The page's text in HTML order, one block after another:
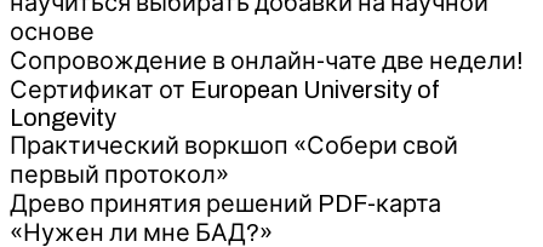
основе
Сопровождение в онлайн-чате две недели!
Сертификат от European University of
Longevity
Практический воркшоп «Собери свой
первый протокол»
Древо принятия решений PDF-карта
«Нужен ли мне БАД?»